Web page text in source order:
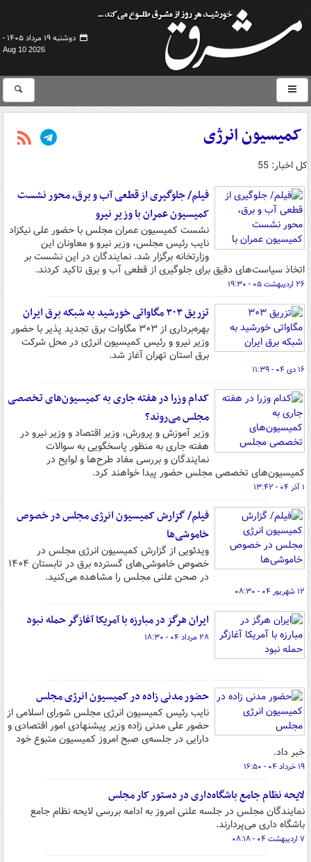
دوشنبه ۱۹ مرداد ۱۴۰۵ -
Aug 10 2026
کمیسیون انرژی
کل اخبار: 55
فیلم/ جلوگیری از قطعی آب و برق، محور نشست
کمیسیون عمران با وزیر نیرو
نشست کمیسیون عمران مجلس با حضور علی نیکزاد
نایب رئیس مجلس، وزیر نیرو و معاونان این
وزارتخانه برگزار شد. نمایندگان در این نشست بر
اتخاذ سیاست‌های دقیق برای جلوگیری از قطعی آب و برق تاکید کردند.
۲۶ اردیبهشت ۰۵ - ۱۹:۳۰
تزریق ۳۰۳ مگاواتی خورشید به شبکه برق ایران
بهره‌برداری از ۳۰۳ مگاوات برق تجدید پذیر با حضور
وزیر نیرو و رئیس کمیسیون انرژی در محل شرکت
برق استان تهران آغاز شد.
۱۶ دی ۰۴ - ۱۱:۳۹
کدام وزرا در هفته جاری به کمیسیون‌های تخصصی
مجلس می‌روند؟
وزیر آموزش و پرورش، وزیر اقتصاد و وزیر نیرو در
هفته جاری به منظور پاسخگویی به سوالات
نمایندگان و بررسی مفاد طرح‌ها و لوایح در
کمیسیون‌های تخصصی مجلس حضور پیدا خواهند کرد.
۱ آذر ۰۴ - ۱۳:۴۲
فیلم/ گزارش کمیسیون انرژی مجلس در خصوص
خاموشی‌ها
ویدئویی از گزارش کمیسیون انرژی مجلس در
خصوص خاموشی‌های گسترده برق در تابستان ۱۴۰۴
در صحن علنی مجلس را مشاهده می‌کنید.
۱۲ شهریور ۰۴ - ۰۸:۳۰
ایران هرگز در مبارزه با آمریکا آغازگر حمله نبود
۲۸ مرداد ۰۴ - ۱۸:۳۰
حضور مدنی زاده در کمیسیون انرژی مجلس
نایب رئیس کمیسیون انرژی مجلس شورای اسلامی از
حضور علی مدنی زاده وزیر پیشنهادی امور اقتصادی و
دارایی در جلسه‌ی صبح امروز کمیسیون متبوع خود
خبر داد.
۱۹ خرداد ۰۴ - ۱۶:۵۰
لایحه نظام جامع باشگاه‌داری در دستور کار مجلس
نمایندگان مجلس در جلسه علنی امروز به ادامه بررسی لایحه نظام جامع
باشگاه داری می‌پردارند.
۷ اردیبهشت ۰۴ - ۰۸:۱۸